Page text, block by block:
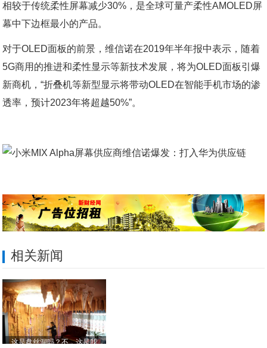
相较于传统柔性屏幕减少30%，是全球可量产柔性AMOLED屏
幕中下边框最小的产品。
对于OLED面板的前景，维信诺在2019年半年报中表示，随着
5G商用的推进和柔性显示等新技术发展，将为OLED面板引爆
新商机，“折叠机等新型显示将带动OLED在智能手机市场的渗
透率，预计2023年将超越50%”。
相关新闻
这是盘丝洞吗？不，这是我